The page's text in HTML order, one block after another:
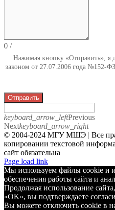
0 /
Нажимая кнопку «Отправить», я
законом от 27.07.2006 года №152-
Отправить
keyboard_arrow_leftPrevious
Nextkeyboard_arrow_right
© 2004-2024 МГУ МШЭ | Все
копировании текстовой
сайт обязательна
Telegram
Page load link
Мы используем файлы cookie и
обеспечения работы сайта и
Продолжая использование
«OK», вы подтверждаете
Вы можете отключить cookie в